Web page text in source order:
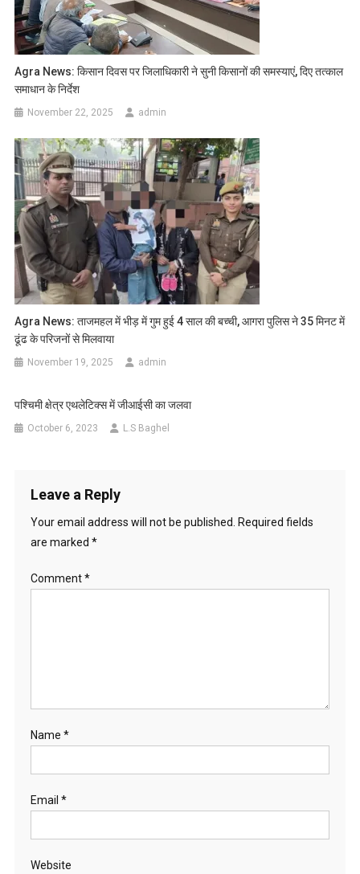
Agra News: किसान दिवस पर जिलाधिकारी ने सुनी किसानों की समस्याएं, दिए तत्काल
समाधान के निर्देश
November 22, 2025 admin
Agra News: ताजमहल में भीड़ में गुम हुई 4 साल की बच्ची, आगरा पुलिस ने 35 मिनट में
ढूंढ के परिजनों से मिलवाया
November 19, 2025 admin
पश्चिमी क्षेत्र एथलेटिक्स में जीआईसी का जलवा
October 6, 2023 L.S Baghel
Leave a Reply
Your email address will not be published.
Required fields
are marked *
Comment*
Name *
Email *
Website